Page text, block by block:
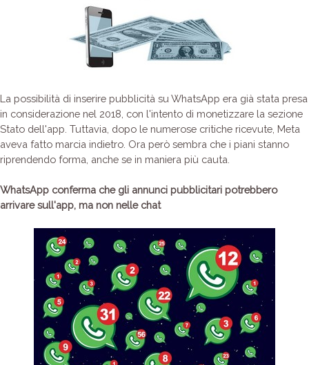
La possibilità di inserire pubblicità su WhatsApp era già stata presa
in considerazione nel 2018, con l'intento di monetizzare la sezione
Stato dell'app. Tuttavia, dopo le numerose critiche ricevute, Meta
aveva fatto marcia indietro. Ora però sembra che i piani stanno
riprendendo forma, anche se in maniera più cauta.
WhatsApp conferma che gli annunci pubblicitari potrebbero
arrivare sull'app, ma non nelle chat